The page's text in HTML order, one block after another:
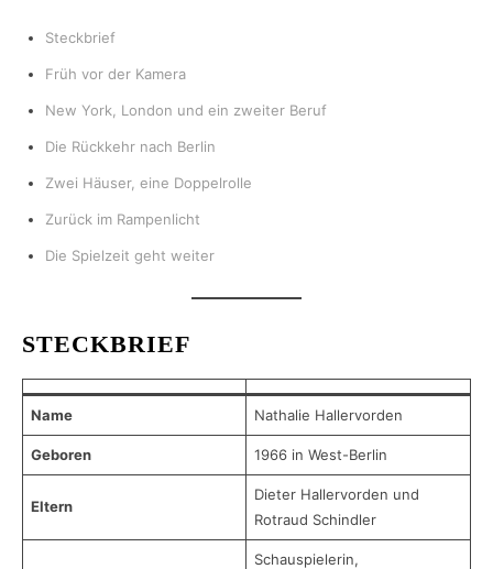
Steckbrief
Früh vor der Kamera
New York, London und ein zweiter Beruf
Die Rückkehr nach Berlin
Zwei Häuser, eine Doppelrolle
Zurück im Rampenlicht
Die Spielzeit geht weiter
STECKBRIEF
Name Nathalie Hallervorden
Geboren 1966 in West-Berlin
Eltern
Dieter Hallervorden und
Rotraud Schindler
Schauspielerin,